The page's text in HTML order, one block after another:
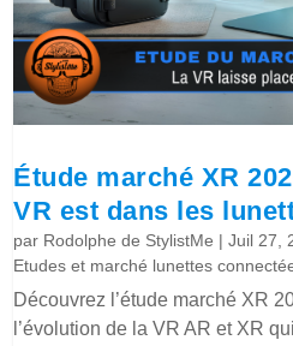
Étude marché XR
VR est dans les
par Rodolphe de StylistMe |Juil 27,
Etudes et marché lunettes
Découvrez l’étude marché XR
l’évolution de la VR AR et XR